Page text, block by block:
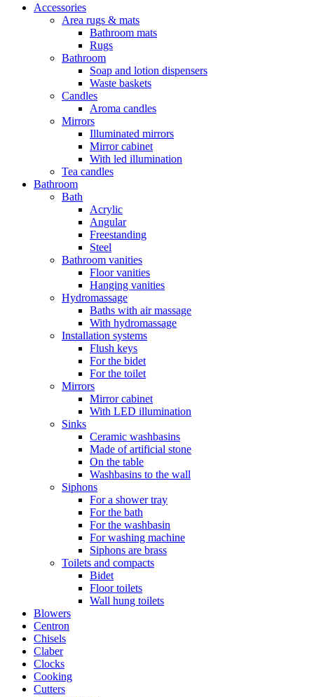
Accessories
Area rugs & mats
Bathroom mats
Rugs
Bathroom
Soap and lotion dispensers
Waste baskets
Candles
Aroma candles
Mirrors
Illuminated mirrors
Mirror cabinet
With led illumination
Tea candles
Bathroom
Bath
Acrylic
Angular
Freestanding
Steel
Bathroom vanities
Floor vanities
Hanging vanities
Hydromassage
Baths with air massage
With hydromassage
Installation systems
Flush keys
For the bidet
For the toilet
Mirrors
Mirror cabinet
With LED illumination
Sinks
Ceramic washbasins
Made of artificial stone
On the table
Washbasins to the wall
Siphons
For a shower tray
For the bath
For the washbasin
For washing machine
Siphons are brass
Toilets and compacts
Bidet
Floor toilets
Wall hung toilets
Blowers
Centron
Chisels
Claber
Clocks
Cooking
Cutters